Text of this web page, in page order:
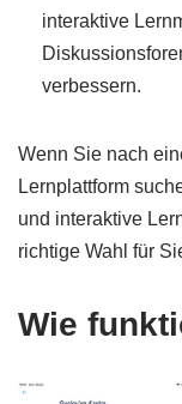
interaktive
verbessern.
Wenn Sie nach
Lernplattform
und interaktive
richtige Wahl für
Wie